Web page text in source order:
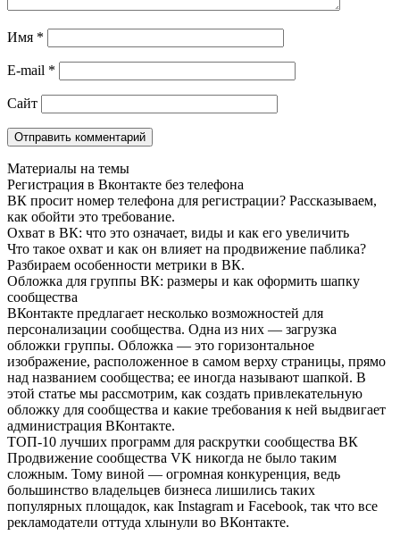
Имя *
E-mail *
Сайт
Материалы на темы
Регистрация в Вконтакте без телефона
ВК просит номер телефона для регистрации? Рассказываем,
как обойти это требование.
Охват в ВК: что это означает, виды и как его увеличить
Что такое охват и как он влияет на продвижение паблика?
Разбираем особенности метрики в ВК.
Обложка для группы ВК: размеры и как оформить шапку
сообщества
ВКонтакте предлагает несколько возможностей для
персонализации сообщества. Одна из них — загрузка
обложки группы. Обложка — это горизонтальное
изображение, расположенное в самом верху страницы, прямо
над названием сообщества; ее иногда называют шапкой. В
этой статье мы рассмотрим, как создать привлекательную
обложку для сообщества и какие требования к ней выдвигает
администрация ВКонтакте.
ТОП-10 лучших программ для раскрутки сообщества ВК
Продвижение сообщества VK никогда не было таким
сложным. Тому виной — огромная конкуренция, ведь
большинство владельцев бизнеса лишились таких
популярных площадок, как Instagram и Facebook, так что все
рекламодатели оттуда хлынули во ВКонтакте.